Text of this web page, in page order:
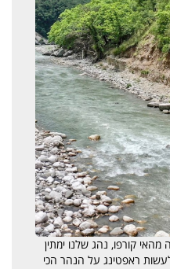
קורפו, נהג שלנו ימתין
ראפטינג על הנהר הכי